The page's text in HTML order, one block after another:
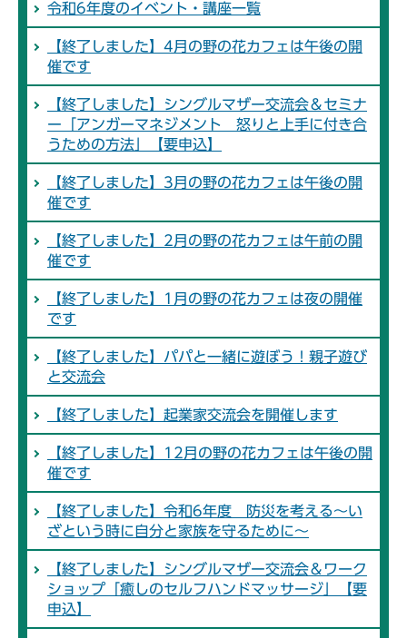
令和6年度のイベント・講座一覧
【終了しました】4月の野の花カフェは午後の開
催です
【終了しました】シングルマザー交流会＆セミナ
ー「アンガーマネジメント 怒りと上手に付き合
うための方法」【要申込】
【終了しました】3月の野の花カフェは午後の開
催です
【終了しました】2月の野の花カフェは午前の開
催です
【終了しました】1月の野の花カフェは夜の開催
です
【終了しました】パパと一緒に遊ぼう！親子遊び
と交流会
【終了しました】起業家交流会を開催します
【終了しました】12月の野の花カフェは午後の開
催です
【終了しました】令和6年度 防災を考える～い
ざという時に自分と家族を守るために～
【終了しました】シングルマザー交流会＆ワーク
ショップ「癒しのセルフハンドマッサージ」【要
申込】